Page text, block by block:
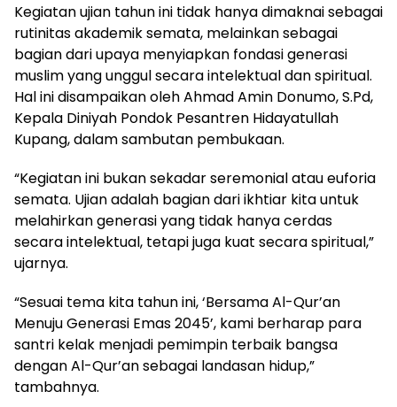
Kegiatan ujian tahun ini tidak hanya dimaknai sebagai
rutinitas akademik semata, melainkan sebagai
bagian dari upaya menyiapkan fondasi generasi
muslim yang unggul secara intelektual dan spiritual.
Hal ini disampaikan oleh Ahmad Amin Donumo, S.Pd,
Kepala Diniyah Pondok Pesantren Hidayatullah
Kupang, dalam sambutan pembukaan.
“Kegiatan ini bukan sekadar seremonial atau euforia
semata. Ujian adalah bagian dari ikhtiar kita untuk
melahirkan generasi yang tidak hanya cerdas
secara intelektual, tetapi juga kuat secara spiritual,”
ujarnya.
“Sesuai tema kita tahun ini, ‘Bersama Al-Qur’an
Menuju Generasi Emas 2045’, kami berharap para
santri kelak menjadi pemimpin terbaik bangsa
dengan Al-Qur’an sebagai landasan hidup,”
tambahnya.